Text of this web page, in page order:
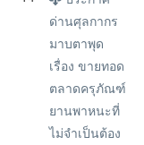
ด่านศุลกากร
มาบตาพุด
เรื่อง ขายทอด
ตลาดครุภัณฑ์
ยานพาหนะที่
ไม่จำเป็นต้อง